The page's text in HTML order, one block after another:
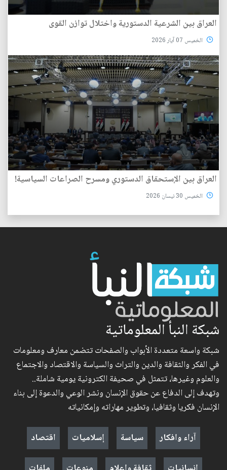
العراق بين الشرعية الدستورية واختلال توازن القوى
الخميس 07 آيار 2026
العراق بين الإستحقاق الدستوري ومسرح الصراعات السياسية!
الخميس 30 نيسان 2026
شبكة النبأ المعلوماتية
شبكة واسعة متعددة الأبواب والصفحات تتضمن معارف ومعلومات
في الفكر والثقافة والدين والتراث والسياسة والاقتصاد والاجتماع
والعلوم وغيرها، تتمثل في صحيفة الكترونية يومية شاملة..
وتهدف إلى الدفاع عن حقوق الإنسان ونشر الوعي والدعوة إلى بناء
الإنسان فكريا وثقافيا، وتطوير مهاراته وإمكانياته
آراء وافكار
سياسة إسلاميات
اقتصاد